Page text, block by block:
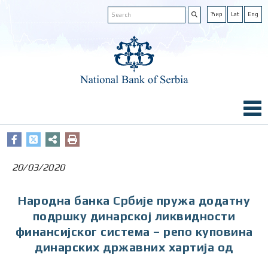
Ћир Lat Eng
20/03/2020
Народна банка Србије пружа додатну
подршку динарској ликвидности
финансијског система – репо куповина
динарских државних хартија од